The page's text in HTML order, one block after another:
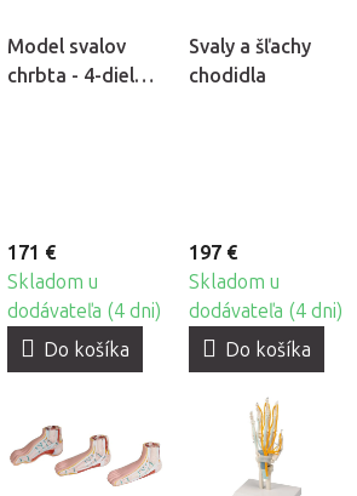
Model svalov
chrbta - 4-dielny
171 €
Skladom u
dodávateľa (4 dni)
Do košíka
Svaly a šľachy
chodidla
197 €
Skladom u
dodávateľa (4 dni)
Do košíka